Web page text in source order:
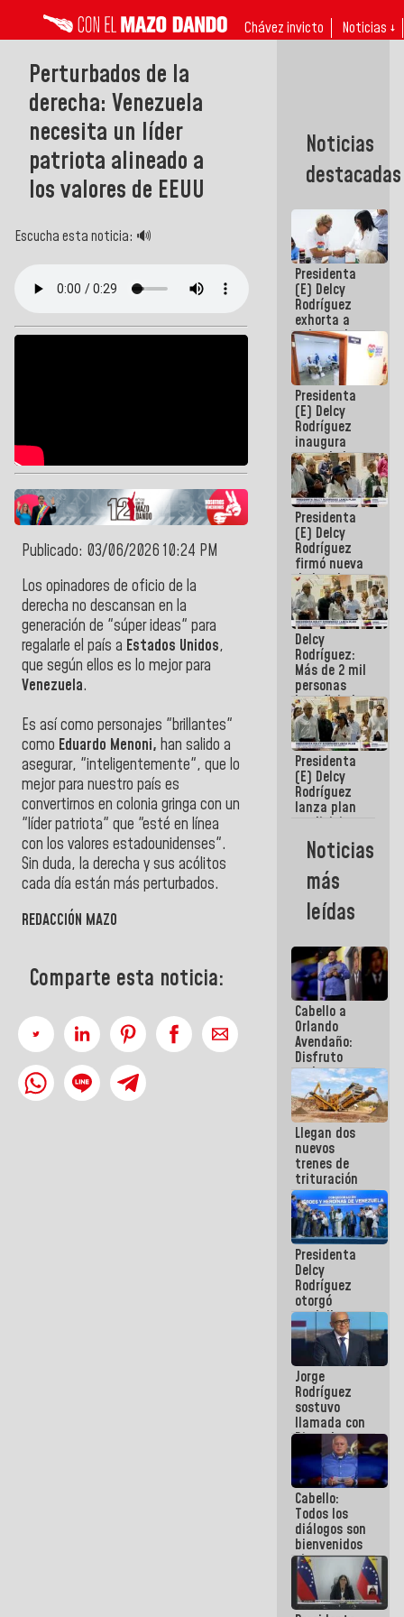
Chávez invicto Noticias ↓
Perturbados de la
derecha: Venezuela
necesita un líder
patriota alineado a
los valores de EEUU
Escucha esta noticia: 🔊
Publicado: 03/06/2026 10:24 PM
Los opinadores de oficio de la
derecha no descansan en la
generación de "súper ideas" para
regalarle el país a Estados Unidos,
que según ellos es lo mejor para
Venezuela.
Es así como personajes "brillantes"
como Eduardo Menoni, han salido a
asegurar, "inteligentemente", que lo
mejor para nuestro país es
convertirnos en colonia gringa con un
"líder patriota" que "esté en línea
con los valores estadounidenses".
Sin duda, la derecha y sus acólitos
cada día están más perturbados.
REDACCIÓN MAZO
Comparte esta noticia:
Noticias
destacadas
Presidenta
(E) Delcy
Rodríguez
exhorta a
gobernadores
y alcaldes a
edificar
casas para
abuelos
Presidenta
(E) Delcy
Rodríguez
inaugura
casa de los
Abuelos
Primavera
en Caracas
Presidenta
(E) Delcy
Rodríguez
firmó nueva
de Ley de
Arrendamiento
aprobada
por la AN
Delcy
Rodríguez:
Más de 2 mil
personas
beneficiadas
con planes
para
atención de
emergencia
sísmica en
la última
semana
Presidenta
(E) Delcy
Rodríguez
lanza plan
crediticio
con subsidio
a Juntas de
Condominio
Noticias
más
leídas
Cabello a
Orlando
Avendaño:
Disfruto
cada vez
que escribes
porque lo
que haces
es
embarrarla
Llegan dos
nuevos
trenes de
trituración
para
optimizar
manejo de
escombros
en La Guaira
Presidenta
Delcy
Rodríguez
otorgó
medalla
"Héroe de
Venezuela"
a servidores
públicos
Jorge
Rodríguez
sostuvo
llamada con
Dinorah
Figuera y
acuerdan
primer
encuentro
presencial
para el
diálogo
Cabello:
Todos los
diálogos son
bienvenidos
siempre que
estén en el
marco de la
Constitución